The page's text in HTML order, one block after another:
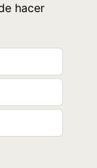
hacer